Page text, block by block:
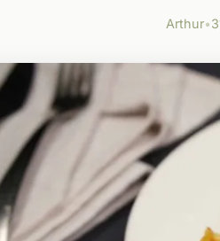
Arthur•